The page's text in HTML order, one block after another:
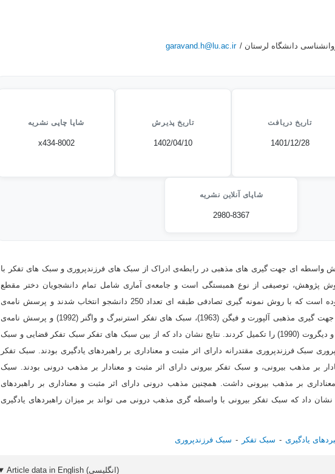
دانشگاه لرستان / garavand.h@lu.ac.ir
تاریخ دریافت
1401/12/28
تاریخ پذیرش
1402/04/10
شاپا چاپی نشریه
x434-8002
شاپای آنلاین نشریه
2980-8367
واسطه ای جهت گیری های مذهبی در رابطه‌ی ادراک از سبک های فرزندپروری و سبک های تفکر با
پژوهش، توصیفی از نوع همبستگی است و جامعه‌ی آماری شامل تمام دانشجویان دختر مقطع
کارشناسی دانشگاه فردوسی مشهد بوده است که با روش نمونه گیری تصادفی طبقه ای تعداد 250 دانشجو انتخاب شدند و پرسش نامه‌ی
سبک های فرزندپروری بامریند (1967)، جهت گیری مذهبی آلپورت و فیگن (1963)، سبک های تفکر استرنبرگ و واگنر (1992) و پرسش نامه‌ی
راهبردهای یادگیری خودتنظیمی پینتریچ و دیگروت (1990) را تکمیل کردند. نتایج نشان داد که از بین سبک های تفکر سبک تفکر قضایی و سبک
سبک فرزندپروری مقتدرانه دارای اثر مثبت و معناداری بر راهبردهای یادگیری بودند. سبک تفکر
بر مذهب بیرونی، و سبک تفکر بیرونی دارای اثر مثبت و معنادار بر مذهب درونی بودند. سبک
بر مذهب بیرونی داشت. همچنین مذهب درونی دارای اثر مثبت و معناداری بر راهبردهای
نشان داد که سبک تفکر بیرونی با واسطه گری مذهب درونی می تواند بر میزان راهبردهای یادگیری
یادگیری سبک تفکر سبک‌ فرزندپروری
Article data in English (انگلیسی)